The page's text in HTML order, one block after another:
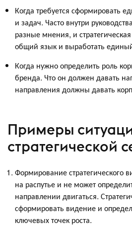
Когда требуется сформировать
и задач. Часто внутри
разные мнения, и
общий язык и выработать
Когда нужно определить роль
бренда. Что он должен давать
направления должны давать
Примеры
стратегической
Формирование стратегического
на распутье и не может
направлении двигаться.
сформировать видение и
ключевых точек роста.